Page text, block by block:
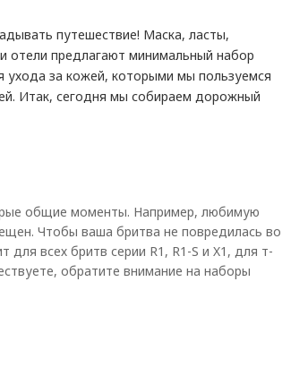
путешествие! Маска, ласты,
отели предлагают минимальный набор
ухода за кожей, которыми мы пользуемся
Итак, сегодня мы собираем дорожный
общие моменты. Например, любимую
Чтобы ваша бритва не повредилась во
всех бритв серии R1, R1-S и X1, для т-
обратите внимание на наборы